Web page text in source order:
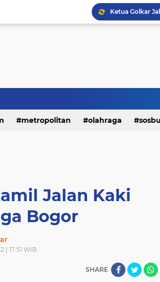
metropolitan olahraga
Jalan Kaki
Bogor
| 17:51 WIB
SHARE